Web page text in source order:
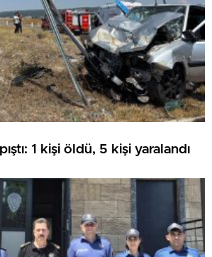
1 kişi öldü, 5 kişi yaralandı